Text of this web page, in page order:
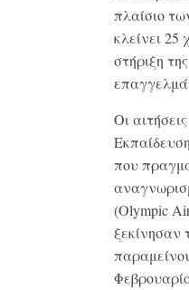
πλαίσιο
κλείνει 25
στήριξη
Οι
που
(Olympic
ξεκίνησαν